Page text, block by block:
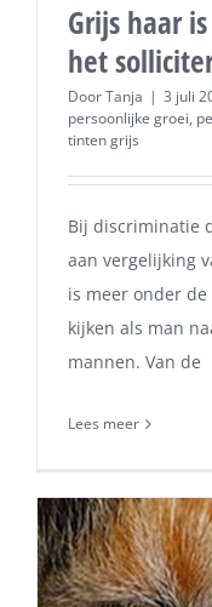
Grijs haar
het
DoorTanja | 3 juli
persoonlijke groei,
tinten grijs
Bij discriminatie
aan vergelijking
is meer onder
kijken als man
mannen. Van de
Lees meer